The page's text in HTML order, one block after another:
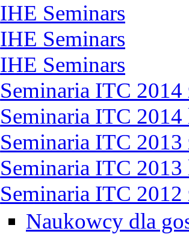
IHE Seminars
IHE Seminars
IHE Seminars
Seminaria ITC 2014
Seminaria ITC 2014
Seminaria ITC 2013
Seminaria ITC 2013
Seminaria ITC 2012
Naukowcy dla